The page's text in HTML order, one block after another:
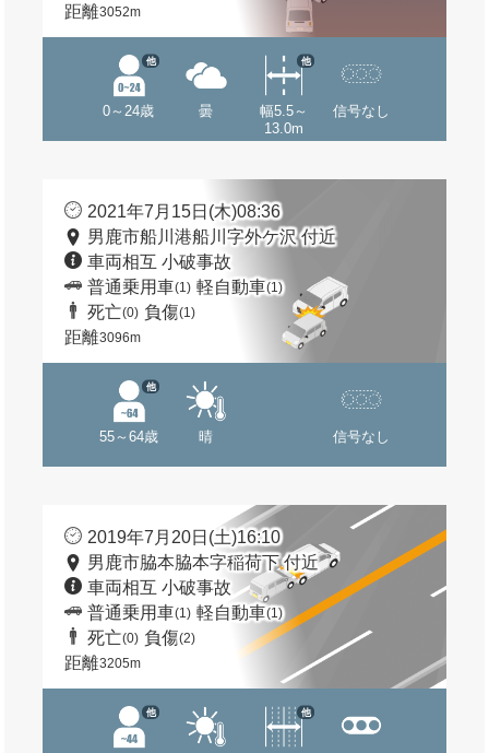
距離3052m
0～24歳
他
曇
幅5.5～
13.0m
他
信号なし
2021年7月15日(木)08:36
男鹿市船川港船川字外ケ沢 付近
車両相互 小破事故
普通乗用車(1) 軽自動車(1)
死亡(0) 負傷(1)
距離3096m
55～64歳
他
晴 信号なし
2019年7月20日(土)16:10
男鹿市脇本脇本字稲荷下 付近
車両相互 小破事故
普通乗用車(1) 軽自動車(1)
死亡(0) 負傷(2)
距離3205m
他 他